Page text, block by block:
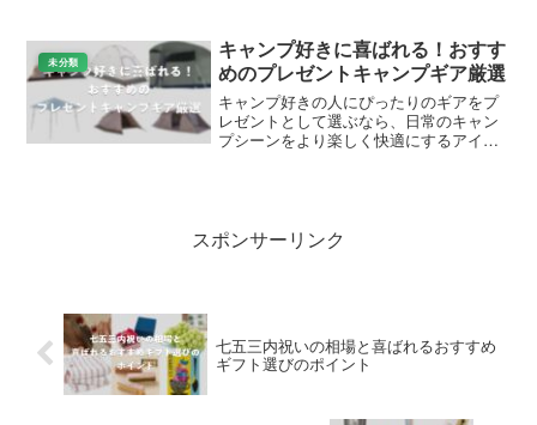
上質アイテムも冬のギフトに最適予算は
5,000円〜15,0...
未分類
キャンプ好きに喜ばれる！おすす
めのプレゼントキャンプギア厳選
キャンプ好きの人にぴったりのギアをプ
レゼントとして選ぶなら、日常のキャン
プシーンをより楽しく快適にするアイテ
スポンサーリンク
七五三内祝いの相場と喜ばれるおすすめ
ギフト選びのポイント